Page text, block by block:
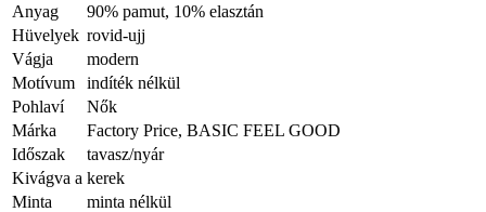
Anyag
90% pamut, 10% elasztán
Hüvelyek rovid-ujj
Vágja
modern
Motívum
indíték nélkül
Pohlaví
Nők
Márka
Factory Price, BASIC FEEL GOOD
Időszak
tavasz/nyár
Kivágva a kerek
Minta
minta nélkül